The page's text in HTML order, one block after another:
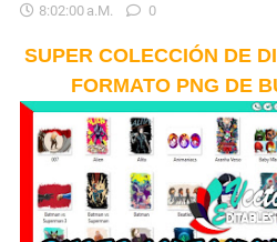
8:02:00 A.m. 0
SUPER COLECCIÓN DE
FORMATO PNG DE